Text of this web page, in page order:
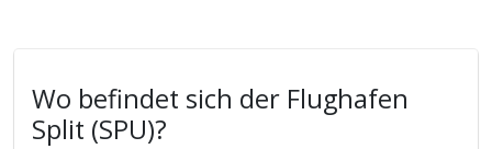
Wo befindet sich der Flughafen
Split (SPU)?